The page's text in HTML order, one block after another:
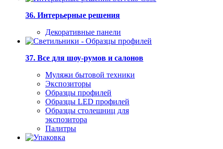
36. Интерьерные решения
Декоративные панели
37. Все для шоу-румов и салонов
Муляжи бытовой техники
Экспозиторы
Образцы профилей
Образцы LED профилей
Образцы столешниц для
экспозитора
Палитры